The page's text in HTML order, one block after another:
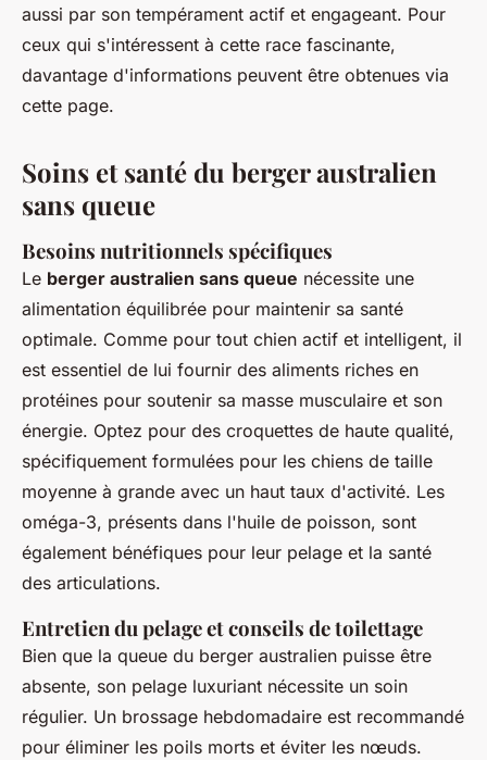
aussi par son tempérament actif et engageant. Pour
ceux qui s'intéressent à cette race fascinante,
davantage d'informations peuvent être obtenues via
cette page.
Soins et santé du berger australien
sans queue
Besoins nutritionnels spécifiques
Le berger australien sans queue nécessite une
alimentation équilibrée pour maintenir sa santé
optimale. Comme pour tout chien actif et intelligent, il
est essentiel de lui fournir des aliments riches en
protéines pour soutenir sa masse musculaire et son
énergie. Optez pour des croquettes de haute qualité,
spécifiquement formulées pour les chiens de taille
moyenne à grande avec un haut taux d'activité. Les
oméga-3, présents dans l'huile de poisson, sont
également bénéfiques pour leur pelage et la santé
des articulations.
Entretien du pelage et conseils de toilettage
Bien que la queue du berger australien puisse être
absente, son pelage luxuriant nécessite un soin
régulier. Un brossage hebdomadaire est recommandé
pour éliminer les poils morts et éviter les nœuds.